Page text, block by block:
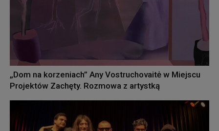
„Dom na korzeniach” Any Vostruchovaitė w Miejscu
Projektów Zachęty. Rozmowa z artystką